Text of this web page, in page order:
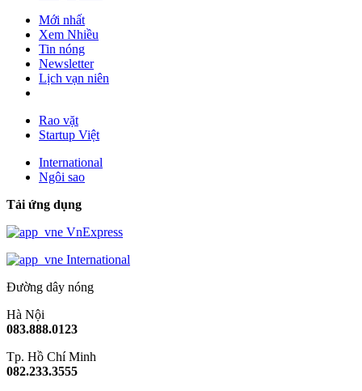
Mới nhất
Xem Nhiều
Tin nóng
Newsletter
Lịch vạn niên
Rao vặt
Startup Việt
International
Ngôi sao
Tải ứng dụng
VnExpress
International
Đường dây nóng
Hà Nội
083.888.0123
Tp. Hồ Chí Minh
082.233.3555